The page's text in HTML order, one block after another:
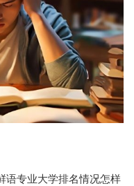
语专业大学排名情况怎样